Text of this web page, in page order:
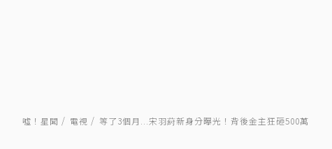
噓！星聞 電視 等了3個月...宋羽葤新身分曝光！背後金主狂砸500萬